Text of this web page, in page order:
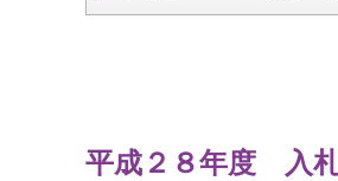
平成２８年度 入